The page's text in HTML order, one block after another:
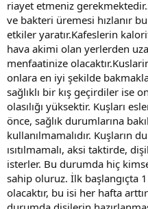
riayet etmeniz
ve bakteri üremesi hızlanır
etkiler yaratır.Kafeslerin
hava akimi olan yerlerden
menfaatinize
onlara en iyi şekilde
sağlıklı bir kış geçirdiler ise
olasılığı yüksektir. Kuşları
önce, sağlık durumlarına
kullanılmamalıdır. Kuşların
ısıtılmamalı, aksi taktirde,
isterler. Bu durumda hiç
sahip oluruz. İlk başlangıçta
olacaktır, bu isi her hafta